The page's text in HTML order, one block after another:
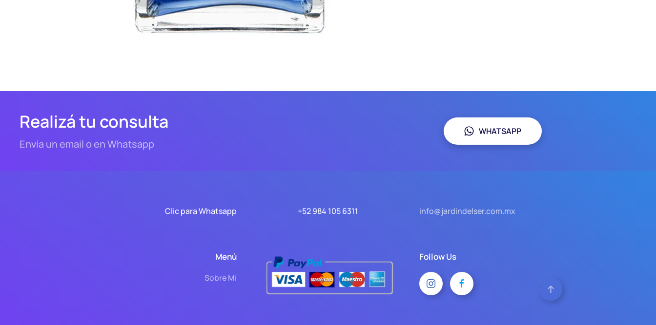
Realizá tu consulta
Envía un email o en Whatsapp
WHATSAPP
Clic para Whatsapp +52 984 105 6311 info@jardindelser.com.mx
Menú
Sobre Mí
Follow Us